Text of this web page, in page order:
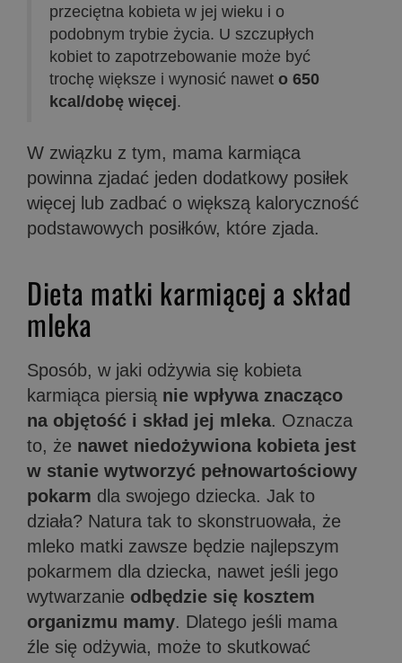
przeciętna kobieta w jej wieku i o
podobnym trybie życia. U szczupłych
kobiet to zapotrzebowanie może być
trochę większe i wynosić nawet o 650
kcal/dobę więcej.
W związku z tym, mama karmiąca
powinna zjadać jeden dodatkowy posiłek
więcej lub zadbać o większą kaloryczność
podstawowych posiłków, które zjada.
Dieta matki karmiącej a skład
mleka
Sposób, w jaki odżywia się kobieta
karmiąca piersią nie wpływa znacząco
na objętość i skład jej mleka. Oznacza
to, że nawet niedożywiona kobieta jest
w stanie wytworzyć pełnowartościowy
pokarm dla swojego dziecka. Jak to
działa? Natura tak to skonstruowała, że
mleko matki zawsze będzie najlepszym
pokarmem dla dziecka, nawet jeśli jego
wytwarzanie odbędzie się kosztem
organizmu mamy. Dlatego jeśli mama
źle się odżywia, może to skutkować